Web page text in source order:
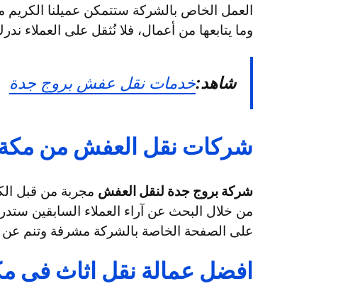
العمل الخاص بالشركة ستتمكن عميلنا الكريم
وما يتابعها من أعمال، فلا نُثقل على العملاء
شاهد:خدمات نقل عفش بروج جدة
شركات نقل العفش من
شركة بروج جدة لنقل العفش مجربة من قبل
من خلال البحث عن آراء العملاء السابقين
على الصفحة الخاصة بالشركة مشرفة وتنم عن
افضل عمالة نقل اثاث فى